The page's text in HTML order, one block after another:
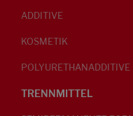
ADDITIVE
KOSMETIK
POLYURETHANADDITIVE
TRENNMITTEL